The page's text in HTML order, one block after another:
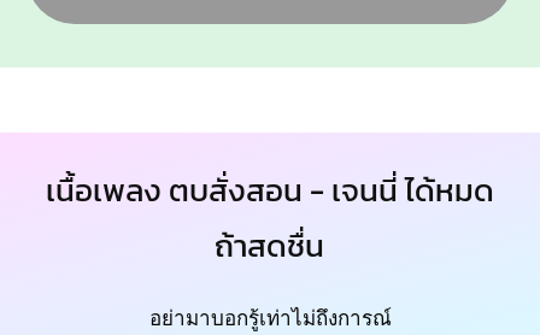
เนื้อเพลง ตบสั่งสอน - เจนนี่ ได้หมด
ถ้าสดชื่น
อย่ามาบอกรู้เท่าไม่ถึงการณ์